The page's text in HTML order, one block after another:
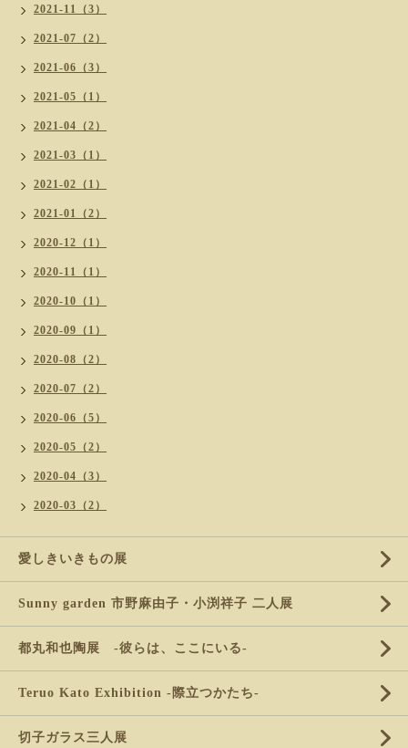
2021-11（3）
2021-07（2）
2021-06（3）
2021-05（1）
2021-04（2）
2021-03（1）
2021-02（1）
2021-01（2）
2020-12（1）
2020-11（1）
2020-10（1）
2020-09（1）
2020-08（2）
2020-07（2）
2020-06（5）
2020-05（2）
2020-04（3）
2020-03（2）
愛しきいきもの展
Sunny garden 市野麻由子・小渕祥子 二人展
都丸和也陶展 -彼らは、ここにいる-
Teruo Kato Exhibition -際立つかたち-
切子ガラス三人展